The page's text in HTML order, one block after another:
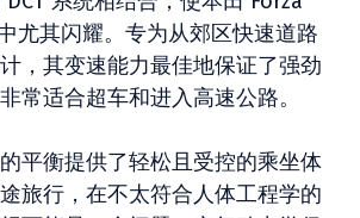
尤其闪耀。专为从郊区快速道路
，其变速能力最佳地保证了强劲
常适合超车和进入高速公路。
平衡提供了轻松且受控的乘坐体
旅行，在不太符合人体工程学的